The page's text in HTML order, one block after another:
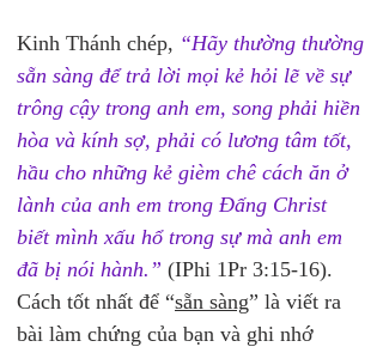
Kinh Thánh chép, “Hãy thường thường
sẵn sàng để trả lời mọi kẻ hỏi lẽ về sự
trông cậy trong anh em, song phải hiền
hòa và kính sợ, phải có lương tâm tốt,
hầu cho những kẻ gièm chê cách ăn ở
lành của anh em trong Đấng Christ
biết mình xấu hổ trong sự mà anh em
đã bị nói hành.” (IPhi 1Pr 3:15-16).
Cách tốt nhất để “sẵn sàng” là viết ra
bài làm chứng của bạn và ghi nhớ